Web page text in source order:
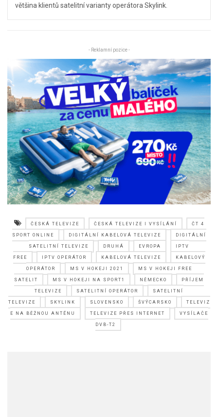
většina klientů satelitní varianty operátora Skylink.
- Reklamní pozice -
ČESKÁ TELEVIZE ČESKÁ TELEVIZE I VYSÍLÁNÍ ČT 4
SPORT ONLINE DIGITÁLNÍ KABELOVÁ TELEVIZE DIGITÁLNÍ
SATELITNÍ TELEVIZE DRUHÁ EVROPA IPTV
FREE IPTV OPERÁTOR KABELOVÁ TELEVIZE KABELOVÝ
OPERÁTOR MS V HOKEJI 2021 MS V HOKEJI FREE
SATELIT MS V HOKEJI NA SPORT1 NĚMECKO PŘÍJEM
TELEVIZE SATELITNÍ OPERÁTOR SATELITNÍ
TELEVIZE SKYLINK SLOVENSKO ŠVÝCARSKO TELEVIZ
E NA BĚŽNOU ANTÉNU TELEVIZE PŘES INTERNET VYSÍLAČE
DVB-T2